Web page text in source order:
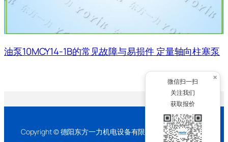
油泵10MCY14-1B的常见故障与易损件 定量轴向柱塞泵
Copyright © 德阳东方一力机电设备有限公司 2026 版权所有
×
微信扫一扫
关注我们
获取报价